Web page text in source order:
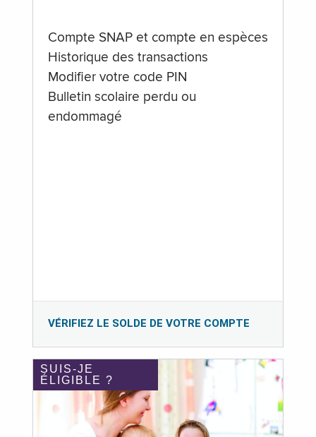
Compte SNAP et compte en espèces
Historique des transactions
Modifier votre code PIN
Bulletin scolaire perdu ou
endommagé
VÉRIFIEZ LE SOLDE DE VOTRE COMPTE
SUIS-JE
ÉLIGIBLE ?